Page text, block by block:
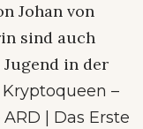
Johan von
sind auch
in der
–
| Das Erste